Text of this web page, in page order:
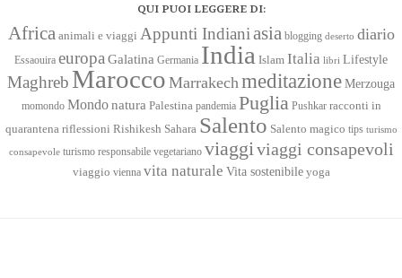
QUI PUOI LEGGERE DI:
Africa animali e viaggi Appunti Indianiasia blogging deserto diario
Essaouira europa Galatina Germania India Islam Italia libri Lifestyle
Maghreb Marocco Marrakech meditazioneMerzouga
momondo Mondo natura Palestina pandemia Puglia Pushkar racconti in
quarantena riflessioni Rishikesh Sahara Salento Salento magico tips turismo
consapevole turismo responsabile vegetariano viaggi viaggi consapevoli
viaggio vienna vita naturale Vita sostenibile yoga